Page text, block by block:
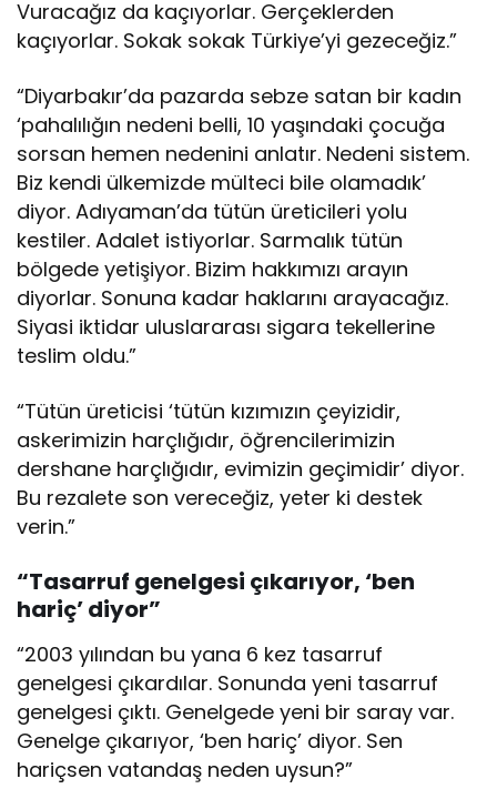
Vuracağız da kaçıyorlar. Gerçeklerden
kaçıyorlar. Sokak sokak Türkiye’yi gezeceğiz.”
“Diyarbakır’da pazarda sebze satan bir kadın
‘pahalılığın nedeni belli, 10 yaşındaki çocuğa
sorsan hemen nedenini anlatır. Nedeni sistem.
Biz kendi ülkemizde mülteci bile olamadık’
diyor. Adıyaman’da tütün üreticileri yolu
kestiler. Adalet istiyorlar. Sarmalık tütün
bölgede yetişiyor. Bizim hakkımızı arayın
diyorlar. Sonuna kadar haklarını arayacağız.
Siyasi iktidar uluslararası sigara tekellerine
teslim oldu.”
“Tütün üreticisi ‘tütün kızımızın çeyizidir,
askerimizin harçlığıdır, öğrencilerimizin
dershane harçlığıdır, evimizin geçimidir’ diyor.
Bu rezalete son vereceğiz, yeter ki destek
verin.”
“Tasarruf genelgesi çıkarıyor, ‘ben
hariç’ diyor”
“2003 yılından bu yana 6 kez tasarruf
genelgesi çıkardılar. Sonunda yeni tasarruf
genelgesi çıktı. Genelgede yeni bir saray var.
Genelge çıkarıyor, ‘ben hariç’ diyor. Sen
hariçsen vatandaş neden uysun?”